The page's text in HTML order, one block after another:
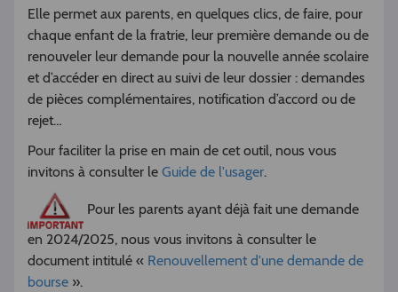
Elle permet aux parents, en quelques clics, de faire, pour
chaque enfant de la fratrie, leur première demande ou de
renouveler leur demande pour la nouvelle année scolaire
et d’accéder en direct au suivi de leur dossier : demandes
de pièces complémentaires, notification d’accord ou de
rejet…
Pour faciliter la prise en main de cet outil, nous vous
invitons à consulter le Guide de l'usager.
Pour les parents ayant déjà fait une demande
en 2024/2025, nous vous invitons à consulter le
document intitulé « Renouvellement d'une demande de
bourse ».